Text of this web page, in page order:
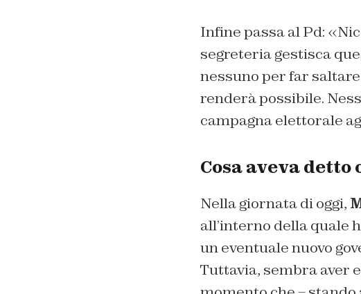
Infine passa al Pd:
segreteria gestisca
nessuno per far
renderà possibile.
campagna elettorale
Cosa aveva
Nella giornata di oggi,
all’interno della quale
un eventuale nuovo
Tuttavia, sembra aver